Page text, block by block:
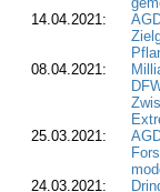
14.04.2021:
08.04.2021:
25.03.2021:
24.03.2021: